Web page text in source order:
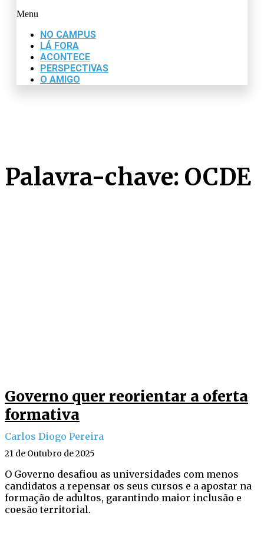
Menu
NO CAMPUS
LÁ FORA
ACONTECE
PERSPECTIVAS
O AMIGO
Palavra-chave: OCDE
Governo quer reorientar a oferta
formativa
Carlos Diogo Pereira
21 de Outubro de 2025
O Governo desafiou as universidades com menos
candidatos a repensar os seus cursos e a apostar na
formação de adultos, garantindo maior inclusão e
coesão territorial.